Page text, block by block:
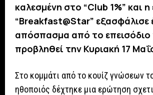
καλεσμένη στο “Club 1%” και
“Breakfast@Star” εξασφάλισε
απόσπασμα από το
προβληθεί την Κυριακή 17
Στο κομμάτι από το κουίζ γνώσεων
ηθοποιός δέχτηκε μια ερώτηση